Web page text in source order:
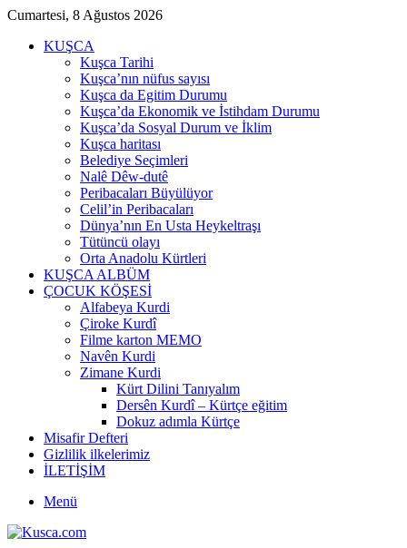
Cumartesi, 8 Ağustos 2026
KUŞCA
Kuşca Tarihi
Kuşca’nın nüfus sayısı
Kuşca da Egitim Durumu
Kuşca’da Ekonomik ve İstihdam Durumu
Kuşca’da Sosyal Durum ve İklim
Kuşca haritası
Belediye Seçimleri
Nalê Dêw-dutê
Peribacaları Büyülüyor
Celil’in Peribacaları
Dünya’nın En Usta Heykeltraşı
Tütüncü olayı
Orta Anadolu Kürtleri
KUŞCA ALBÜM
ÇOCUK KÖŞESİ
Alfabeya Kurdi
Çiroke Kurdî
Filme karton MEMO
Navên Kurdi
Zimane Kurdi
Kürt Dilini Tanıyalım
Dersên Kurdî – Kürtçe eğitim
Dokuz adımla Kürtçe
Misafir Defteri
Gizlilik ilkelerimiz
İLETİŞİM
Menü